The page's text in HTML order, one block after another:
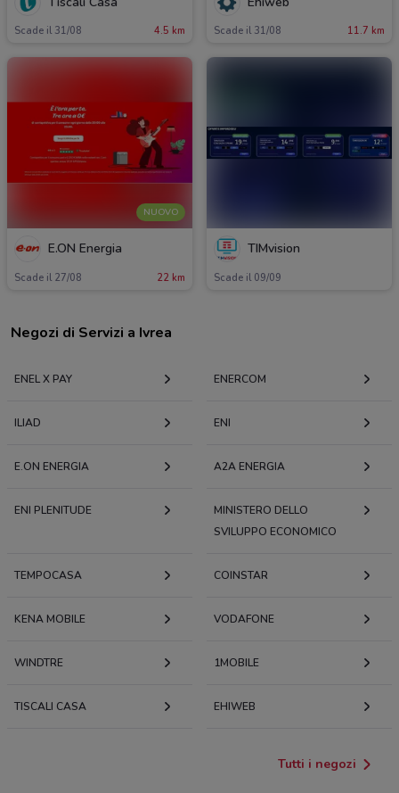
Scade il 31/08 4.5 km Scade il 31/08 11.7 km
NUOVO
E.ON Energia
Scade il 27/08 22 km
TIMvision
Scade il 09/09
Negozi di Servizi a Ivrea
ENEL X PAY ENERCOM
ILIAD ENI
E.ON ENERGIA A2A ENERGIA
ENI PLENITUDE
MINISTERO DELLO
SVILUPPO ECONOMICO
TEMPOCASA COINSTAR
KENA MOBILE VODAFONE
WINDTRE 1MOBILE
TISCALI CASA EHIWEB
Tutti i negozi